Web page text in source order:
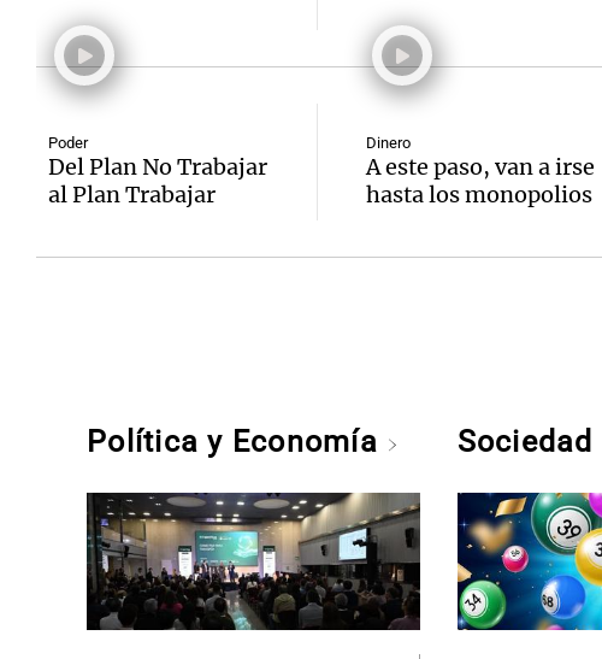
Poder
Del Plan No Trabajar
al Plan Trabajar
Dinero
A este paso, van a irse
hasta los monopolios
Política y Economía Sociedad